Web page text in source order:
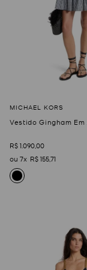
Vestido Gingham
R$109000
7
R$15571